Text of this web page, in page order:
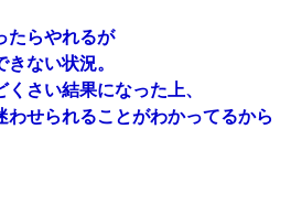
たらやれるが
ない状況。
さい結果になった上、
わせられることがわかってるから